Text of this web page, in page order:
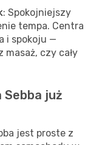
: Spokojniejszy
tempa. Centra
i spokoju —
czy cały
już
jest proste z